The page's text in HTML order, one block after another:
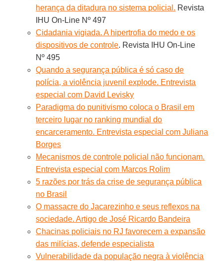
herança da ditadura no sistema policial. Revista
IHU On-Line Nº 497
Cidadania vigiada. A hipertrofia do medo e os
dispositivos de controle. Revista IHU On-Line
Nº 495
Quando a segurança pública é só caso de
polícia, a violência juvenil explode. Entrevista
especial com David Levisky
Paradigma do punitivismo coloca o Brasil em
terceiro lugar no ranking mundial do
encarceramento. Entrevista especial com Juliana
Borges
Mecanismos de controle policial não funcionam.
Entrevista especial com Marcos Rolim
5 razões por trás da crise de segurança pública
no Brasil
O massacre do Jacarezinho e seus reflexos na
sociedade. Artigo de José Ricardo Bandeira
Chacinas policiais no RJ favorecem a expansão
das milícias, defende especialista
Vulnerabilidade da população negra à violência